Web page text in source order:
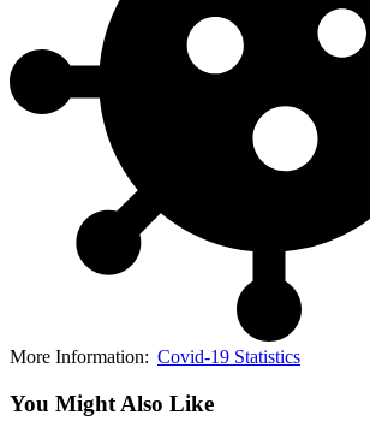
More Information: Covid-19 Statistics
You Might Also Like